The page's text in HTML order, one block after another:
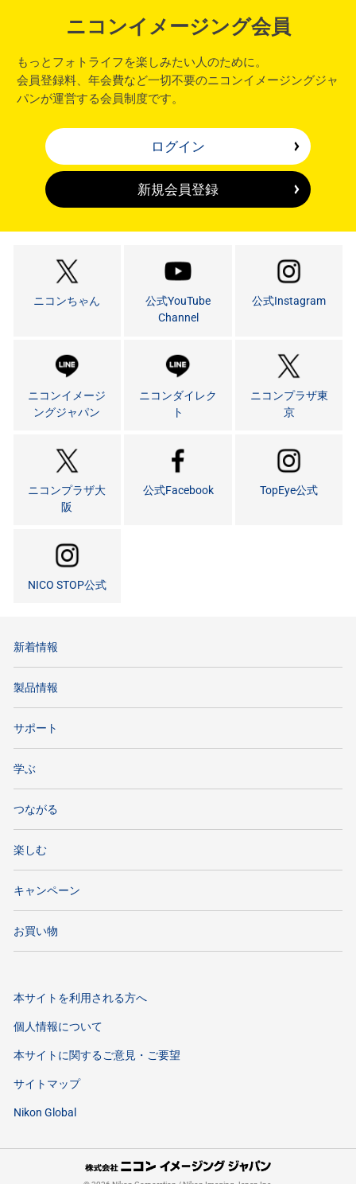
ニコンイメージング会員
もっとフォトライフを楽しみたい人のために。
会員登録料、年会費など一切不要のニコンイメージングジャ
パンが運営する会員制度です。
ログイン
新規会員登録
ニコンちゃん
公式YouTube
Channel
公式Instagram
ニコンイメージ
ングジャパン
ニコンダイレク
ト
ニコンプラザ東
京
ニコンプラザ大
阪
公式Facebook TopEye公式
NICO STOP公式
新着情報
製品情報
サポート
学ぶ
つながる
楽しむ
キャンペーン
お買い物
本サイトを利用される方へ
個人情報について
本サイトに関するご意見・ご要望
サイトマップ
Nikon Global